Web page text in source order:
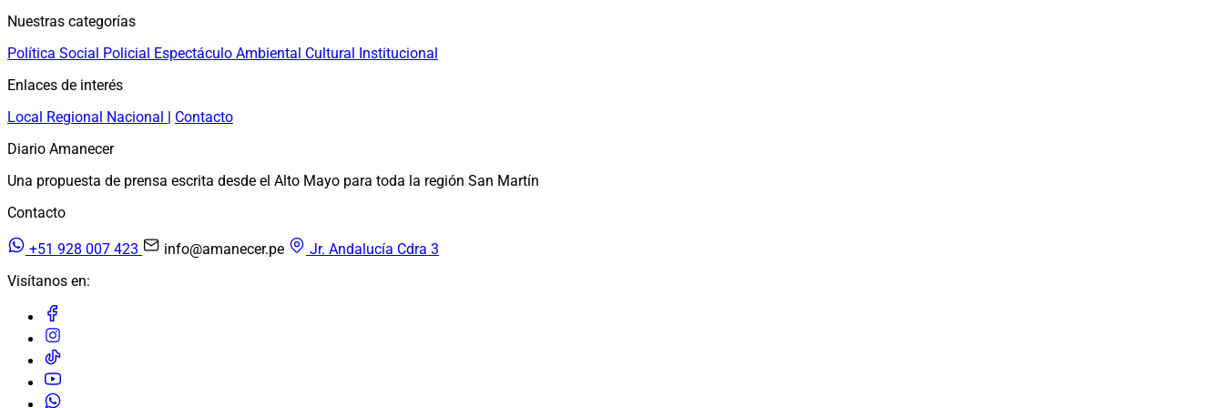
Nuestras categorías
Política Social Policial Espectáculo Ambiental Cultural Institucional
Enlaces de interés
Local Regional Nacional | Contacto
Diario Amanecer
Una propuesta de prensa escrita desde el Alto Mayo para toda la región San Martín
Contacto
+51 928 007 423 info@amanecer.pe
Jr. Andalucía Cdra 3
Visítanos en: